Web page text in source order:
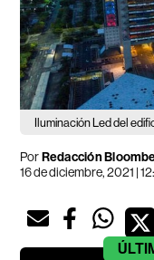
Iluminación Led del
PorRedacción
16 de diciembre, 2021 |